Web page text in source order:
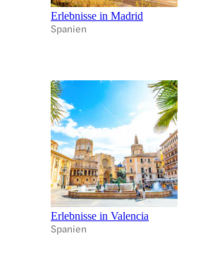
Erlebnisse in Madrid
Spanien
Erlebnisse in Valencia
Spanien